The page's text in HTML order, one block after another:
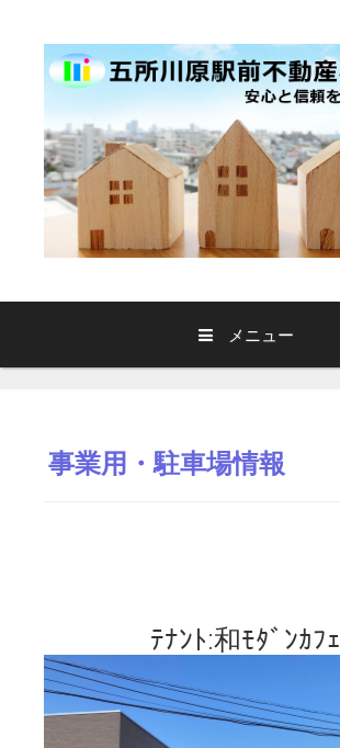
メニュー
事業用・駐車場情報
ﾃﾅﾝﾄ:和ﾓﾀﾞﾝｶﾌｪ